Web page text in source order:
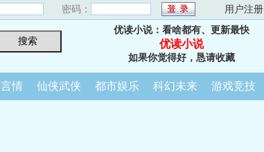
密码： 用户注册
优读小说：看啥都有、更新最快
优读小说
如果你觉得好，恳请收藏
情 仙侠武侠 都市娱乐 科幻未来 游戏竞技